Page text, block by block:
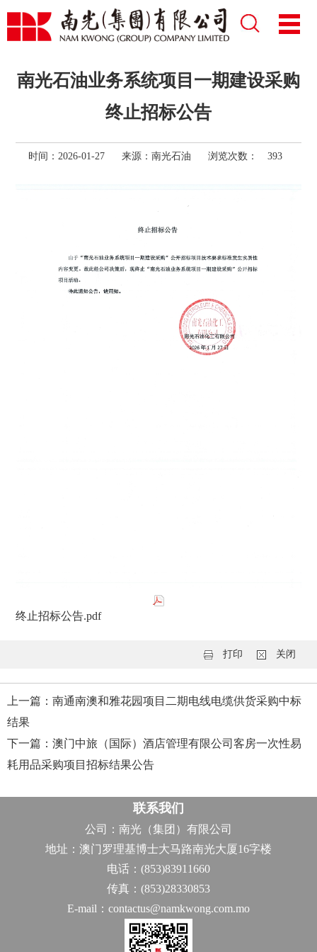
南光石油业务系统项目一期建设采购
终止招标公告
时间：2026-01-27 来源： 南光石油 浏览次数： 393
终止招标公告.pdf
关闭
打印
上一篇：南通南澳和雅花园项目二期电线电缆供货采购中标
结果
下一篇：澳门中旅（国际）酒店管理有限公司客房一次性易
耗用品采购项目招标结果公告
联系我们
公司：南光（集团）有限公司
地址：澳门罗理基博士大马路南光大厦16字楼
电话：(853)83911660
传真：(853)28330853
E-mail：contactus@namkwong.com.mo